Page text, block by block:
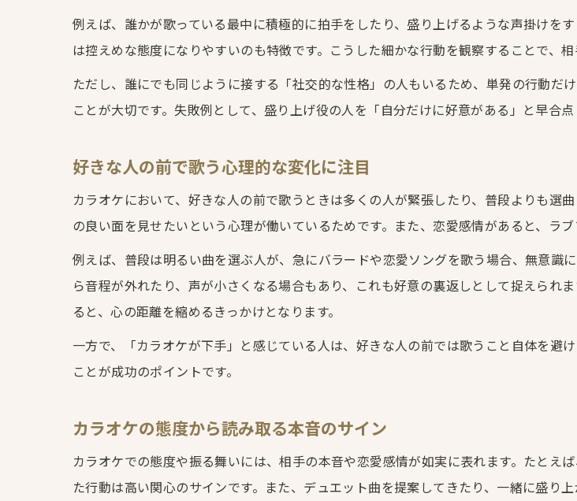
カラオケ密室で心の距離
カラオケ空間で恋愛心理
仕草や視線に表れるカラ
二人きりカラオケで試せ
好きな人とカラオケで感
カラオケで心が揺れる瞬
デュエット提案に込めた
歌うことで生まれる親近
急に歌い出す人に隠れた本心と
好きな人の前で歌う勇気
カラオケで盛り上がる人
例えば、誰かが歌っている最中に積極的に拍手をしたり、盛り上げるような声掛けを
は控えめな態度になりやすいのも特徴です。こうした細かな行動を観察することで、
ただし、誰にでも同じように接する「社交的な性格」の人もいるため、単発の行動だ
ことが大切です。失敗例として、盛り上げ役の人を「自分だけに好意がある」と早合
好きな人の前で歌う心理的な変化に注目
カラオケにおいて、好きな人の前で歌うときは多くの人が緊張したり、普段よりも選
の良い面を見せたいという心理が働いているためです。また、恋愛感情があると、ラ
例えば、普段は明るい曲を選ぶ人が、急にバラードや恋愛ソングを歌う場合、無意識
ら音程が外れたり、声が小さくなる場合もあり、これも好意の裏返しとして捉えられ
ると、心の距離を縮めるきっかけとなります。
一方で、「カラオケが下手」と感じている人は、好きな人の前では歌うこと自体を避
ことが成功のポイントです。
カラオケの態度から読み取る本音のサイン
カラオケでの態度や振る舞いには、相手の本音や恋愛感情が如実に表れます。たとえ
た行動は高い関心のサインです。また、デュエット曲を提案してきたり、一緒に盛り
お問い合わせはこ
お問い合わせはこ